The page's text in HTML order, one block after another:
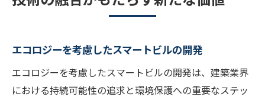
エコロジーを考慮したスマートビルの開発
エコロジーを考慮したスマートビルの開発は、建築業界
における持続可能性の追求と環境保護への重要なステッ